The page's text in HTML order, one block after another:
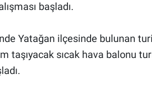
başladı.
Yatağan ilçesinde bulunan
taşıyacak sıcak hava balonu